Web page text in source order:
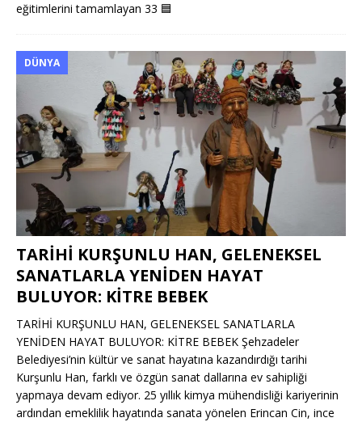
eğitimlerini tamamlayan 33 🟦
DÜNYA
TARİHİ KURŞUNLU HAN, GELENEKSEL
SANATLARLA YENİDEN HAYAT
BULUYOR: KİTRE BEBEK
TARİHİ KURŞUNLU HAN, GELENEKSEL SANATLARLA
YENİDEN HAYAT BULUYOR: KİTRE BEBEK Şehzadeler
Belediyesi’nin kültür ve sanat hayatına kazandırdığı tarihi
Kurşunlu Han, farklı ve özgün sanat dallarına ev sahipliği
yapmaya devam ediyor. 25 yıllık kimya mühendisliği kariyerinin
ardından emeklilik hayatında sanata yönelen Erincan Cin, ince